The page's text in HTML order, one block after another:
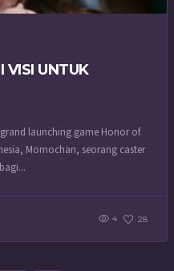
VISI UNTUK
launching game Honor of
Momochan, seorang caster
4 28